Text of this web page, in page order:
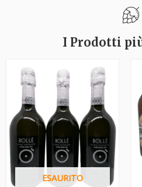
I Prodotti
ESAURITO